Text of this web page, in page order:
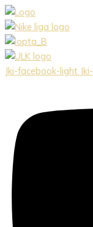
Preskočiť
na
obsah
Jki-facebook-light